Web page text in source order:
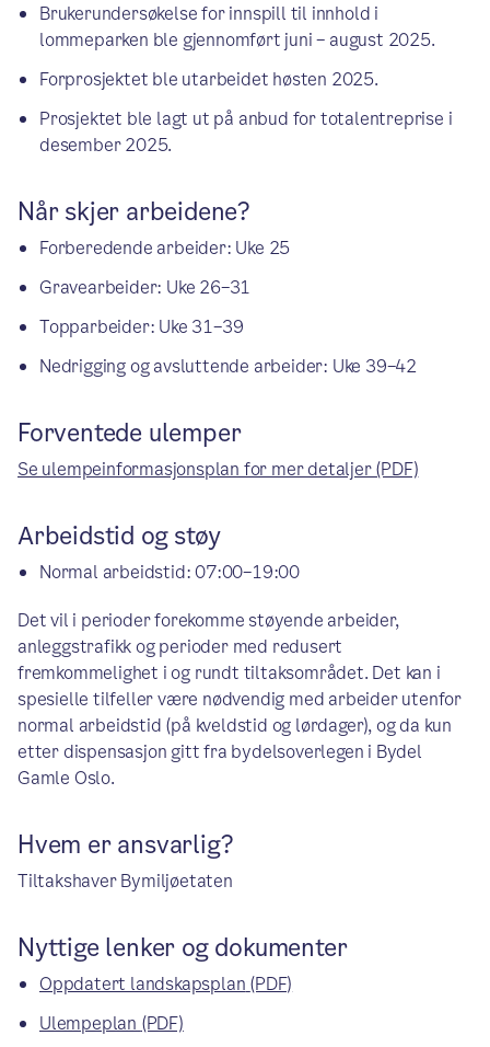
Brukerundersøkelse for innspill til innhold i
lommeparken ble gjennomført juni – august 2025.
Forprosjektet ble utarbeidet høsten 2025.
Prosjektet ble lagt ut på anbud for totalentreprise i
desember 2025.
Når skjer arbeidene?
Forberedende arbeider: Uke 25
Gravearbeider: Uke 26–31
Topparbeider: Uke 31–39
Nedrigging og avsluttende arbeider: Uke 39–42
Forventede ulemper
Se ulempeinformasjonsplan for mer detaljer (PDF)
Arbeidstid og støy
Normal arbeidstid: 07:00–19:00
Det vil i perioder forekomme støyende arbeider,
anleggstrafikk og perioder med redusert
fremkommelighet i og rundt tiltaksområdet. Det kan i
spesielle tilfeller være nødvendig med arbeider utenfor
normal arbeidstid (på kveldstid og lørdager), og da kun
etter dispensasjon gitt fra bydelsoverlegen i Bydel
Gamle Oslo.
Hvem er ansvarlig?
Tiltakshaver Bymiljøetaten
Nyttige lenker og dokumenter
Oppdatert landskapsplan (PDF)
Ulempeplan (PDF)